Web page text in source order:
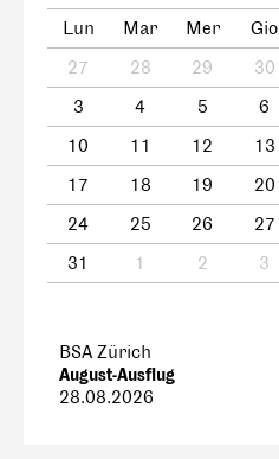
Lun Mar Mer Gio
27
28 29 30
3
4 5 6
10
11 12 13
17
18 19 20
24
25 26 27
31
1 2 3
BSA Zürich
August-Ausflug
28.08.2026